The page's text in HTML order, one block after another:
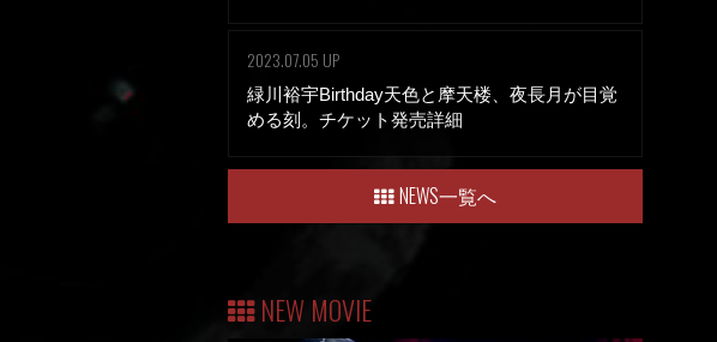
2023.07.05 UP
緑川裕宇Birthday天色と摩天楼、夜長月が目覚
める刻。チケット発売詳細
NEWS一覧へ
NEW MOVIE